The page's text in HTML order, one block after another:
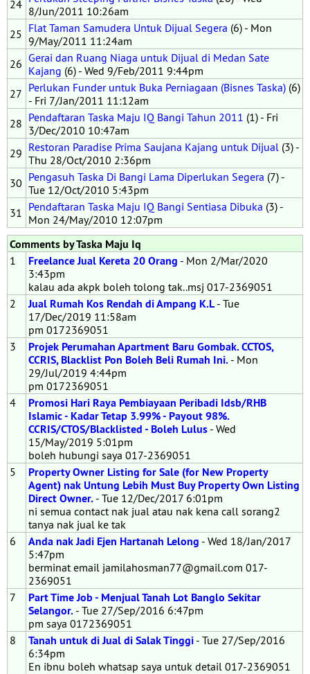
24 8/Jun/2011 10:26am
25 Flat Taman Samudera Untuk Dijual Segera (6) - Mon
9/May/2011 11:24am
26 Gerai dan Ruang Niaga untuk Dijual di Medan Sate
Kajang (6) - Wed 9/Feb/2011 9:44pm
27 Perlukan Funder untuk Buka Perniagaan (Bisnes Taska) (6)
- Fri 7/Jan/2011 11:12am
28 Pendaftaran Taska Maju IQ Bangi Tahun 2011 (1) - Fri
3/Dec/2010 10:47am
29 Restoran Paradise Prima Saujana Kajang untuk Dijual (3) -
Thu 28/Oct/2010 2:36pm
30 Pengasuh Taska Di Bangi Lama Diperlukan Segera (7) -
Tue 12/Oct/2010 5:43pm
31 Pendaftaran Taska Maju IQ Bangi Sentiasa Dibuka (3) -
Mon 24/May/2010 12:07pm
Comments by Taska Maju Iq
1 Freelance Jual Kereta 20 Orang - Mon 2/Mar/2020
3:43pm
kalau ada akpk boleh tolong tak..msj 017-2369051
2
Jual Rumah Kos Rendah di Ampang K.L - Tue
17/Dec/2019 11:58am
pm 0172369051
3
Projek Perumahan Apartment Baru Gombak. CCTOS,
CCRIS, Blacklist Pon Boleh Beli Rumah Ini. - Mon
29/Jul/2019 4:44pm
pm 0172369051
4
Promosi Hari Raya Pembiayaan Peribadi Idsb/RHB
Islamic - Kadar Tetap 3.99% - Payout 98%.
CCRIS/CTOS/Blacklisted - Boleh Lulus - Wed
15/May/2019 5:01pm
boleh hubungi saya 017-2369051
5
Property Owner Listing for Sale (for New Property
Agent) nak Untung Lebih Must Buy Property Own Listing
Direct Owner. - Tue 12/Dec/2017 6:01pm
ni semua contact nak jual atau nak kena call sorang2
tanya nak jual ke tak
6
Anda nak Jadi Ejen Hartanah Lelong - Wed 18/Jan/2017
5:47pm
berminat email jamilahosman77@gmail.com 017-
2369051
7
Part Time Job - Menjual Tanah Lot Banglo Sekitar
Selangor. - Tue 27/Sep/2016 6:47pm
pm saya 0172369051
8
Tanah untuk di Jual di Salak Tinggi - Tue 27/Sep/2016
6:34pm
En ibnu boleh whatsap saya untuk detail 017-2369051